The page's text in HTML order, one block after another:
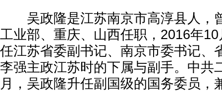
吴政隆是江苏南京市高淳县人，
工业部、重庆、山西任职，2016年
任江苏省委副书记、南京市委书记、
李强主政江苏时的下属与副手。中共
月，吴政隆升任副国级的国务委员，